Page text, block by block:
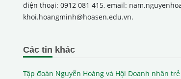
điện thoại: 0912 081 415, email:
khoi.hoangminh@hoasen.edu.vn.
Các tin khác
Tập đoàn Nguyễn Hoàng và Hội Doanh nhân